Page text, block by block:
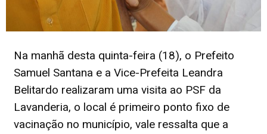
Na manhã desta quinta-feira (18), o Prefeito
Samuel Santana e a Vice-Prefeita Leandra
Belitardo realizaram uma visita ao PSF da
Lavanderia, o local é primeiro ponto fixo de
vacinação no município, vale ressalta que a